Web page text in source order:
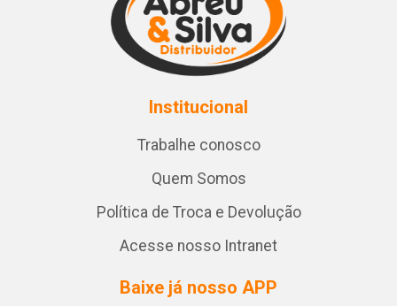
Institucional
Trabalhe conosco
Quem Somos
Política de Troca e Devolução
Acesse nosso Intranet
Baixe já nosso APP